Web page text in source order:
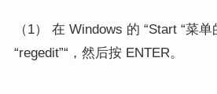
（1） 在 Windows 的 “Start “菜
“regedit”“，然后按 ENTER。